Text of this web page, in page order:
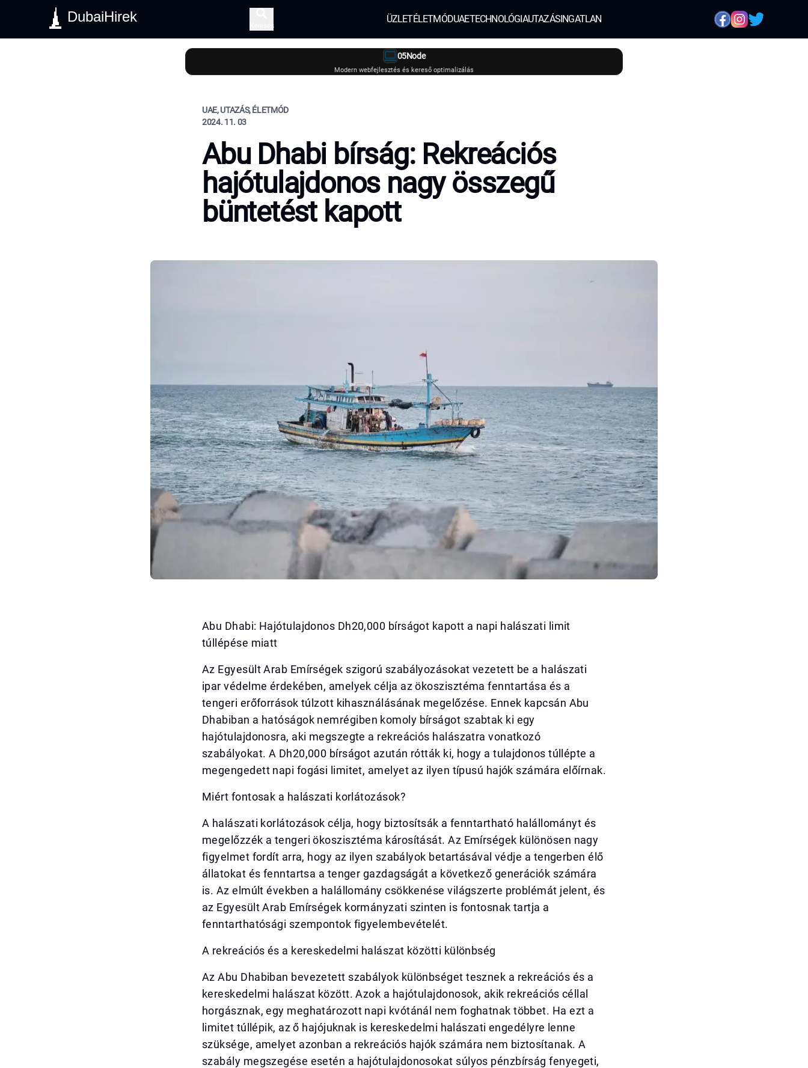
DubaiHirek
Keresés
ÜZLETÉLETMÓDUAETECHNOLÓGIAUTAZÁSINGATLAN
05Node
Modern webfejlesztés és kereső optimalizálás
UAE, UTAZÁS, ÉLETMÓD
2024. 11. 03
Abu Dhabi bírság: Rekreációs
hajótulajdonos nagy összegű
büntetést kapott
Abu Dhabi: Hajótulajdonos Dh20,000 bírságot kapott a napi halászati limit
túllépése miatt
Az Egyesült Arab Emírségek szigorú szabályozásokat vezetett be a halászati
ipar védelme érdekében, amelyek célja az ökoszisztéma fenntartása és a
tengeri erőforrások túlzott kihasználásának megelőzése. Ennek kapcsán Abu
Dhabiban a hatóságok nemrégiben komoly bírságot szabtak ki egy
hajótulajdonosra, aki megszegte a rekreációs halászatra vonatkozó
szabályokat. A Dh20,000 bírságot azután rótták ki, hogy a tulajdonos túllépte a
megengedett napi fogási limitet, amelyet az ilyen típusú hajók számára előírnak.
Miért fontosak a halászati korlátozások?
A halászati korlátozások célja, hogy biztosítsák a fenntartható halállományt és
megelőzzék a tengeri ökoszisztéma károsítását. Az Emírségek különösen nagy
figyelmet fordít arra, hogy az ilyen szabályok betartásával védje a tengerben élő
állatokat és fenntartsa a tenger gazdagságát a következő generációk számára
is. Az elmúlt években a halállomány csökkenése világszerte problémát jelent, és
az Egyesült Arab Emírségek kormányzati szinten is fontosnak tartja a
fenntarthatósági szempontok figyelembevételét.
A rekreációs és a kereskedelmi halászat közötti különbség
Az Abu Dhabiban bevezetett szabályok különbséget tesznek a rekreációs és a
kereskedelmi halászat között. Azok a hajótulajdonosok, akik rekreációs céllal
horgásznak, egy meghatározott napi kvótánál nem foghatnak többet. Ha ezt a
limitet túllépik, az ő hajójuknak is kereskedelmi halászati engedélyre lenne
szüksége, amelyet azonban a rekreációs hajók számára nem biztosítanak. A
szabály megszegése esetén a hajótulajdonosokat súlyos pénzbírság fenyegeti,